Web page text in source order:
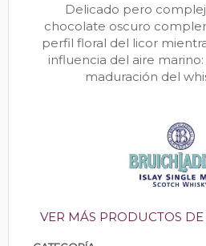
Delicado pero
chocolate oscuro
perfil floral del licor
influencia del aire
maduración del
VER MÁS PRODUCTOS